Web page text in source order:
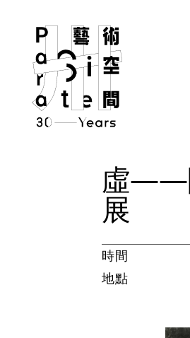
虛——
展
時間
地點